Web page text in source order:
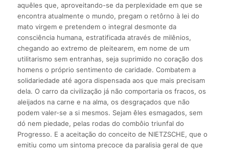
aquêles que, aproveitando-se da perplexidade em que se
encontra atualmente o mundo, pregam o retôrno à lei do
mato virgem e pretendem o integral desmonte da
consciência humana, estratificada através de milênios,
chegando ao extremo de pleitearem, em nome de um
utilitarismo sem entranhas, seja suprimido no coração dos
homens o próprio sentimento de caridade. Combatem a
solidariedade até agora dispensada aos que mais precisam
dela. O carro da civilização já não comportaria os fracos, os
aleijados na carne e na alma, os desgraçados que não
podem valer-se a si mesmos. Sejam êles esmagados, sem
dó nem piedade, pelas rodas do combôio triunfal do
Progresso. E a aceitação do conceito de NIETZSCHE, que o
emitiu como um sintoma precoce da paralisia geral de que